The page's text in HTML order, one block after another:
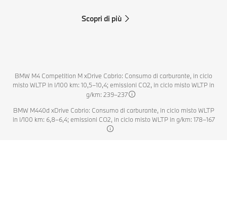
Scopri di più
BMW M4 Competition M xDrive Cabrio: Consumo di carburante, in ciclo
misto WLTP in l/100 km: 10,5–10,4; emissioni CO2, in ciclo misto WLTP in
g/km: 239–237
BMW M440d xDrive Cabrio: Consumo di carburante, in ciclo misto WLTP
in l/100 km: 6,8–6,4; emissioni CO2, in ciclo misto WLTP in g/km: 178–167